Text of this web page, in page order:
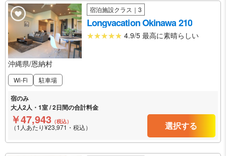
宿泊施設クラス｜3
Longvacation Okinawa 210
4.9/5 最高に素晴らしい
沖縄県/恩納村
Wi-Fi 駐車場
宿のみ
大人2人・1室 / 2日間の合計料金
￥47,943 （税込）
（1人あたり¥23,971・税込） 選択する